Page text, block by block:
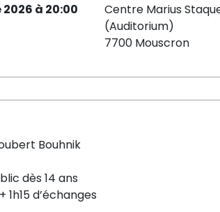
à 20:00
Centre Marius
(Auditorium)
7700 Mouscron
Bouhnik
dès 14 ans
1h15 d’échanges